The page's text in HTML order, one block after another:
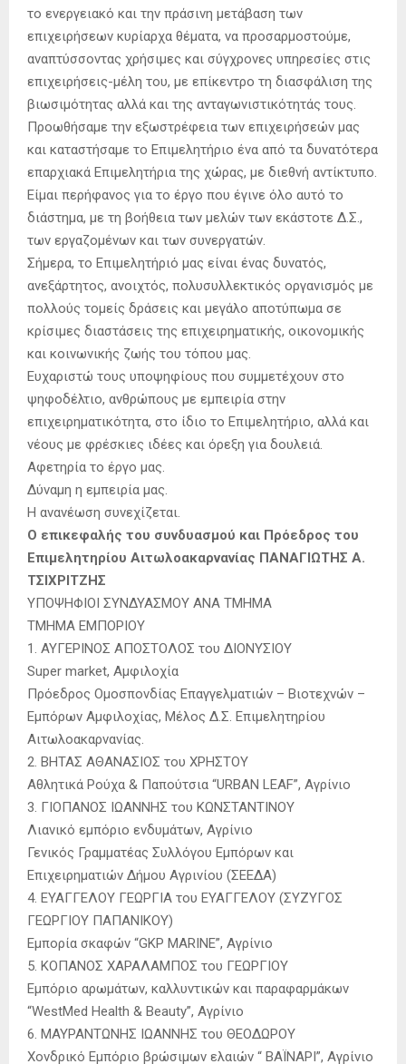
το ενεργειακό και την πράσινη μετάβαση των
επιχειρήσεων κυρίαρχα θέματα, να προσαρμοστούμε,
αναπτύσσοντας χρήσιμες και σύγχρονες υπηρεσίες στις
επιχειρήσεις-μέλη του, με επίκεντρο τη διασφάλιση της
βιωσιμότητας αλλά και της ανταγωνιστικότητάς τους.
Προωθήσαμε την εξωστρέφεια των επιχειρήσεών μας
και καταστήσαμε το Επιμελητήριο ένα από τα δυνατότερα
επαρχιακά Επιμελητήρια της χώρας, με διεθνή αντίκτυπο.
Είμαι περήφανος για το έργο που έγινε όλο αυτό το
διάστημα, με τη βοήθεια των μελών των εκάστοτε Δ.Σ.,
των εργαζομένων και των συνεργατών.
Σήμερα, το Επιμελητήριό μας είναι ένας δυνατός,
ανεξάρτητος, ανοιχτός, πολυσυλλεκτικός οργανισμός με
πολλούς τομείς δράσεις και μεγάλο αποτύπωμα σε
κρίσιμες διαστάσεις της επιχειρηματικής, οικονομικής
και κοινωνικής ζωής του τόπου μας.
Ευχαριστώ τους υποψηφίους που συμμετέχουν στο
ψηφοδέλτιο, ανθρώπους με εμπειρία στην
επιχειρηματικότητα, στο ίδιο το Επιμελητήριο, αλλά και
νέους με φρέσκιες ιδέες και όρεξη για δουλειά.
Αφετηρία το έργο μας.
Δύναμη η εμπειρία μας.
Η ανανέωση συνεχίζεται.
Ο επικεφαλής του συνδυασμού και Πρόεδρος του
Επιμελητηρίου Αιτωλοακαρνανίας ΠΑΝΑΓΙΩΤΗΣ Α.
ΤΣΙΧΡΙΤΖΗΣ
ΥΠΟΨΗΦΙΟΙ ΣΥΝΔΥΑΣΜΟΥ ΑΝΑ ΤΜΗΜΑ
ΤΜΗΜΑ ΕΜΠΟΡΙΟΥ
1. ΑΥΓΕΡΙΝΟΣ ΑΠΟΣΤΟΛΟΣ του ΔΙΟΝΥΣΙΟΥ
Super market, Αμφιλοχία
Πρόεδρος Ομοσπονδίας Επαγγελματιών – Βιοτεχνών –
Εμπόρων Αμφιλοχίας, Μέλος Δ.Σ. Επιμελητηρίου
Αιτωλοακαρνανίας.
2. ΒΗΤΑΣ ΑΘΑΝΑΣΙΟΣ του ΧΡΗΣΤΟΥ
Αθλητικά Ρούχα & Παπούτσια “URBAN LEAF”, Αγρίνιο
3. ΓΙΟΠΑΝΟΣ ΙΩΑΝΝΗΣ του ΚΩΝΣΤΑΝΤΙΝΟΥ
Λιανικό εμπόριο ενδυμάτων, Αγρίνιο
Γενικός Γραμματέας Συλλόγου Εμπόρων και
Επιχειρηματιών Δήμου Αγρινίου (ΣΕΕΔΑ)
4. ΕΥΑΓΓΕΛΟΥ ΓΕΩΡΓΙΑ του ΕΥΑΓΓΕΛΟΥ (ΣΥΖΥΓΟΣ
ΓΕΩΡΓΙΟΥ ΠΑΠΑΝΙΚΟΥ)
Eμπορία σκαφών “GKP MARINE”, Αγρίνιο
5. ΚΟΠΑΝΟΣ ΧΑΡΑΛΑΜΠΟΣ του ΓΕΩΡΓΙΟΥ
Εμπόριο αρωμάτων, καλλυντικών και παραφαρμάκων
“WestMed Health & Beauty”, Αγρίνιο
6. ΜΑΥΡΑΝΤΩΝΗΣ ΙΩΑΝΝΗΣ του ΘΕΟΔΩΡΟΥ
Χονδρικό Εμπόριο βρώσιμων ελαιών “ ΒΑΪΝΑΡΙ”, Αγρίνιο